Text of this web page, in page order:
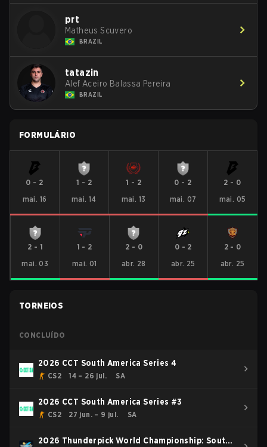
prt
Matheus Scuvero
BRAZIL
tatazin
Alef Aceiro Balassa Pereira
BRAZIL
FORMULÁRIO
0 - 2
mai. 16
1 - 2
mai. 14
1 - 2
mai. 13
0 - 2
mai. 07
2 - 0
mai. 05
2 - 1
mai. 03
1 - 2
mai. 01
2 - 0
abr. 28
0 - 2
abr. 25
2- 0
abr. 25
TORNEIOS
CONCLUÍDO
2026 CCT South America Series 4
CS2 14 – 26 jul. SA
2026 CCT South America Series #3
CS2 27 jun. – 9 jul. SA
2026 Thunderpick World Championship: South